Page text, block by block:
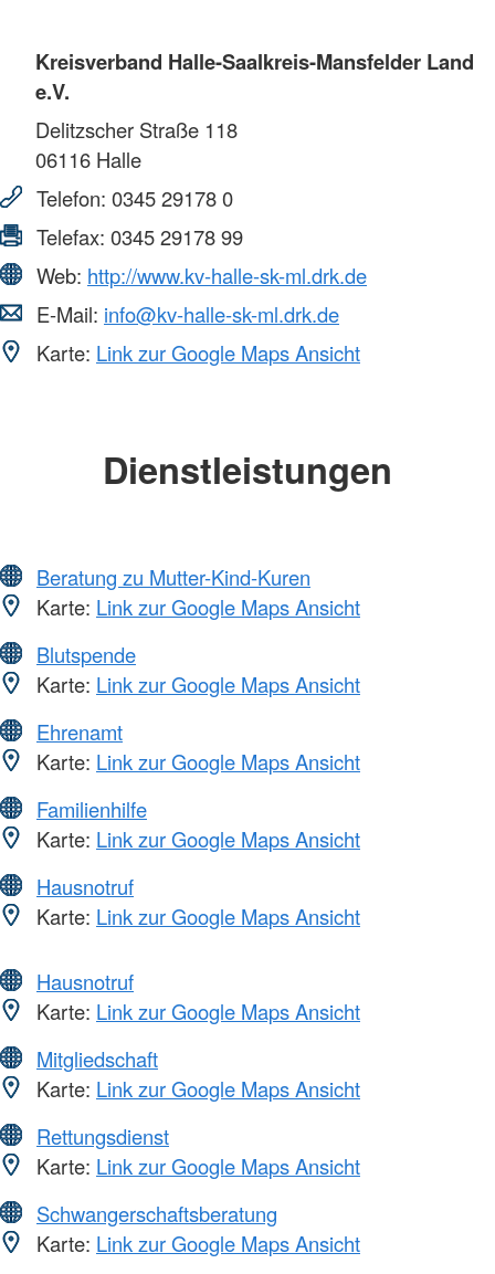
Kreisverband Halle-Saalkreis-Mansfelder Land
e.V.
Delitzscher Straße 118
06116 Halle
Telefon: 0345 29178 0
Telefax: 0345 29178 99
Web: http://www.kv-halle-sk-ml.drk.de
E-Mail: info@kv-halle-sk-ml.drk.de
Karte: Link zur Google Maps Ansicht
Dienstleistungen
Beratung zu Mutter-Kind-Kuren
Karte: Link zur Google Maps Ansicht
Blutspende
Karte: Link zur Google Maps Ansicht
Ehrenamt
Karte: Link zur Google Maps Ansicht
Familienhilfe
Karte: Link zur Google Maps Ansicht
Hausnotruf
Karte: Link zur Google Maps Ansicht
Hausnotruf
Karte: Link zur Google Maps Ansicht
Mitgliedschaft
Karte: Link zur Google Maps Ansicht
Rettungsdienst
Karte: Link zur Google Maps Ansicht
Schwangerschaftsberatung
Karte: Link zur Google Maps Ansicht